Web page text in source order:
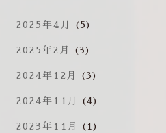
2025年4月 (5)
2025年2月 (3)
2024年12月 (3)
2024年11月 (4)
2023年11月 (1)